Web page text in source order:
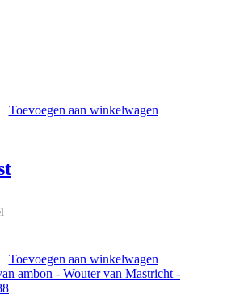
Toevoegen aan winkelwagen
Toevoegen aan winkelwagen